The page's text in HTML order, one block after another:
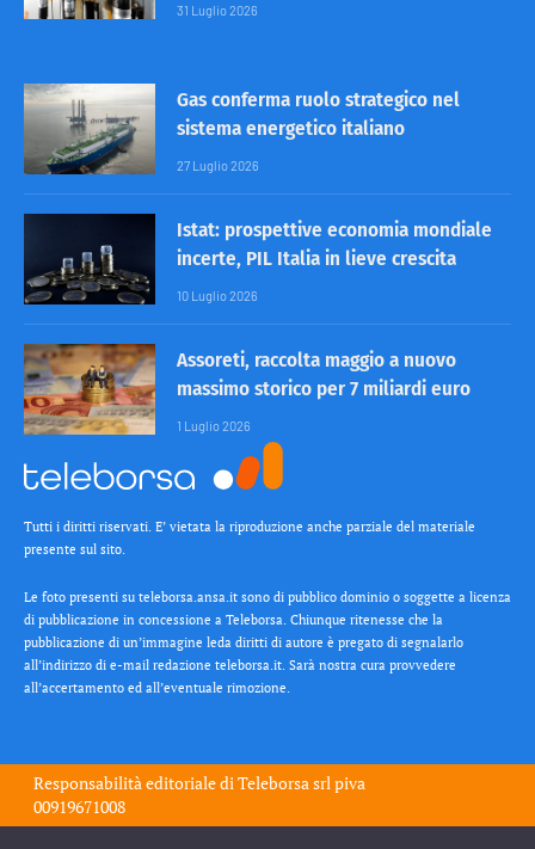
31 Luglio 2026
Gas conferma ruolo strategico nel
sistema energetico italiano
27 Luglio 2026
Istat: prospettive economia mondiale
incerte, PIL Italia in lieve crescita
10 Luglio 2026
Assoreti, raccolta maggio a nuovo
massimo storico per 7 miliardi euro
1 Luglio 2026
Tutti i diritti riservati. E’ vietata la riproduzione anche parziale del materiale
presente sul sito.
Le foto presenti su teleborsa.ansa.it sono di pubblico dominio o soggette a licenza
di pubblicazione in concessione a Teleborsa. Chiunque ritenesse che la
pubblicazione di un’immagine leda diritti di autore è pregato di segnalarlo
all’indirizzo di e-mail redazione teleborsa.it. Sarà nostra cura provvedere
all’accertamento ed all’eventuale rimozione.
Responsabilità editoriale diTeleborsa srl piva
00919671008